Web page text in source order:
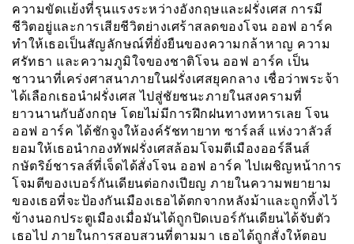
ความขัดเเย้งที่รุนแรงระหว่างอังกฤษและฝรั่งเศส การมี
ชีวิตอยู่และการเสียชีวิตย่างเศร้าสลดของโจน ออฟ อาร์ค
ทำให้เธอเป็นสัญลักษณ์ที่ยั่งยืนของความกล้าหาญ ความ
ศรัทธา และความภูมิใจของชาติโจน ออฟ อาร์ค เป็น
ชาวนาที่เคร่งศาสนาภายในฝรั่งเศสยุคกลาง เชื่อว่าพระจ้า
ได้เลือกเธอนำฝรั่งเศส ไปสู่ชัยชนะภายในสงครามที่
ยาวนานกับอังกฤษ โดยไม่มีการฝึกฝนทางทหารเลย โจน
ออฟ อาร์ค ได้ชักจูงให้องค์รัชทายาท ซาร์ลส์ แห่งวาลัวส์
ยอมให้เธอนำกองทัพฝรั่งเศสล้อมโจมตีเมืองออร์ลีนส์
กษัตริย์ชารลส์ที่เจ็ดได้สั่งโจน ออฟ อาร์ค ไปเผชิญหน้าการ
โจมตีของเบอร์กันเดียนต่อกงเปียญ ภายในความพยายาม
ของเธอที่จะป้องกันเมืองเธอได้ตกจากหลังม้าและถูกทิ้งไว้
ข้างนอกประตูเมืองเมื่อมันได้ถูกปิดเบอร์กันเดียนได้จับตัว
เธอไป ภายในการสอบสวนที่ตามมา เธอได้ถูกสั่งให้ตอบ